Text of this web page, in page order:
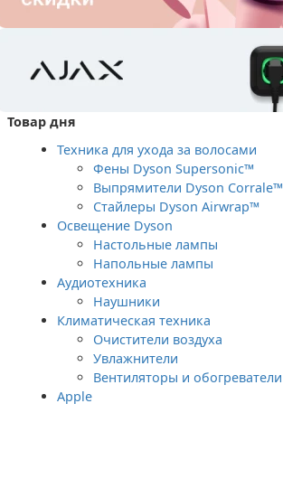
Товар дня
Техника для ухода за волосами
Фены Dyson Supersonic™
Выпрямители Dyson Corrale™
Стайлеры Dyson Airwrap™
Освещение Dyson
Настольные лампы
Напольные лампы
Аудиотехника
Наушники
Климатическая техника
Очистители воздуха
Увлажнители
Вентиляторы и обогреватели
Apple